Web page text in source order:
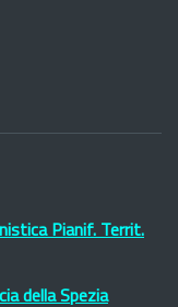
Pianif. Territ.
della Spezia